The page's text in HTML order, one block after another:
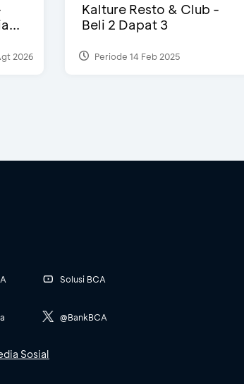
2026
Kalture Resto & Club -
Beli 2 Dapat 3
Periode 14 Feb 2025
Solusi BCA
@BankBCA
Sosial